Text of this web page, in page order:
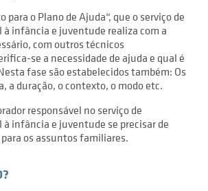
para o Plano de Ajuda“, que o serviço de
à infância e juventude realiza com a
com outros técnicos
se a necessidade de ajuda e qual é
fase são estabelecidos também: Os
a duração, o contexto, o modo etc.
responsável no serviço de
infância e juventude se precisar de
os assuntos familiares.